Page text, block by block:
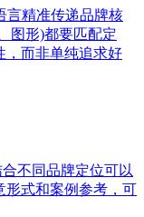
言精准传递品牌核
图形)都要匹配定
，而非单纯追求好
不同品牌定位可以
形式和案例参考，可